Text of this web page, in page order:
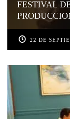
FESTIVAL
22 DE